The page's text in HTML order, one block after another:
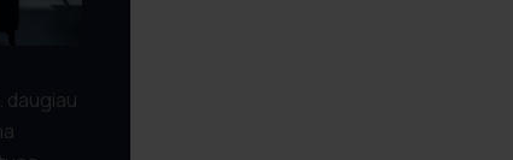
daugiau